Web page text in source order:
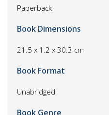
Paperback
Book Dimensions
21.5 x 1.2 x 30.3 cm
Book Format
Unabridged
Book Genre